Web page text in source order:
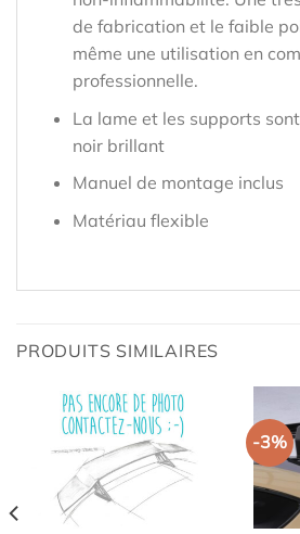
de fabrication et le faible
même une utilisation en
professionnelle.
La lame et les supports
noir brillant
Manuel de montage inclus
Matériau flexible
PRODUITS SIMILAIRES
-3%